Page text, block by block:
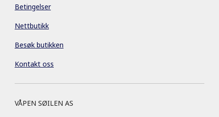
Betingelser
Nettbutikk
Besøk butikken
Kontakt oss
VÅPEN SØILEN AS